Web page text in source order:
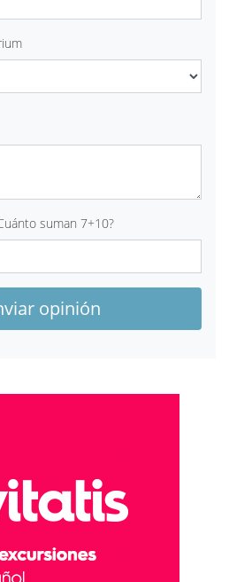
suman 7+10?
opinión